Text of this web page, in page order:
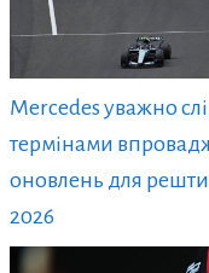
Mercedes уважно
термінами
оновлень для решти
2026